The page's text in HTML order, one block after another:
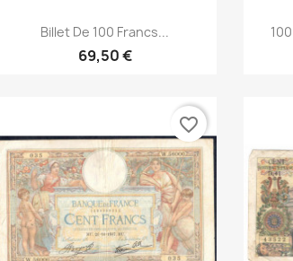
Aperçu rapide
Billet De 100 Francs...
69,50 €
favorite_border